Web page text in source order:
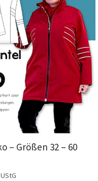
– Größen 32 – 60